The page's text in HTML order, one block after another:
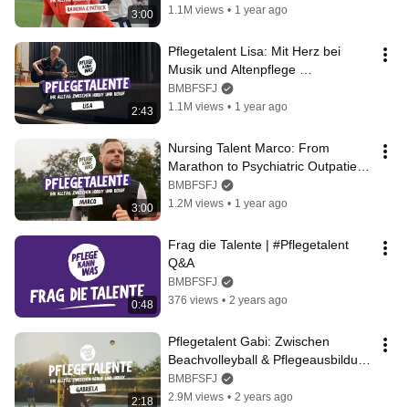
3:00
1.1M views • 1 year ago
2:43
Pflegetalent Lisa: Mit Herz bei
Musik und Altenpflege
#Pflegetalente
BMBFSFJ
1.1M views • 1 year ago
3:00
Nursing Talent Marco: From
Marathon to Psychiatric Outpatient
Clinic #NursingTalents
BMBFSFJ
1.2M views • 1 year ago
0:48
Frag die Talente | #Pflegetalent
Q&A
BMBFSFJ
376 views • 2 years ago
2:18
Pflegetalent Gabi: Zwischen
Beachvolleyball & Pflegeausbildung
| Folge 3 #PflegeKannWas
BMBFSFJ
2.9M views • 2 years ago